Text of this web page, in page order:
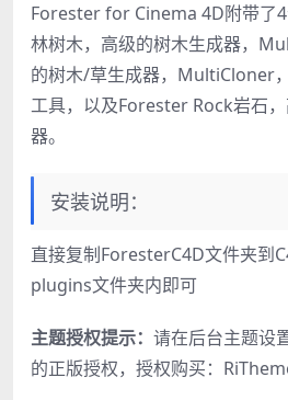
Forester for Cinema 4D附带了
林树木，高级的树木生成器，
的树木/草生成器，MultiCloner
工具，以及Forester Rock岩石
器。
安装说明：
直接复制ForesterC4D文件夹到
plugins文件夹内即可
主题授权提示： 请在后台主题设
的正版授权，授权购买：